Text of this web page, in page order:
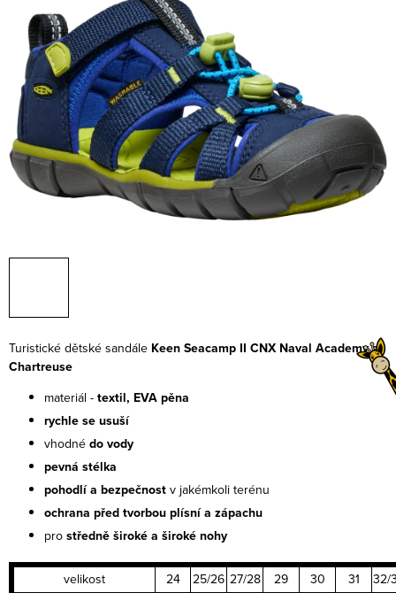
Turistické dětské sandále Keen Seacamp II CNX Naval Academy a
Chartreuse
materiál - textil, EVA pěna
rychle se usuší
vhodné do vody
pevná stélka
pohodlí a bezpečnost v jakémkoli terénu
ochrana před tvorbou plísní a zápachu
pro středně široké a široké nohy
velikost 24 25/26 27/28 29 30 31
32/